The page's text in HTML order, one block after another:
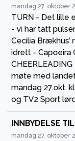
mandag 27. oktober
TURN - Det lille
- vi har tatt
Cecilia Brækhus’
idrett - Capoeira
møte med
mandag 27.okt.
og TV2 Sport
INNBYDELSE
mandag 27. oktober